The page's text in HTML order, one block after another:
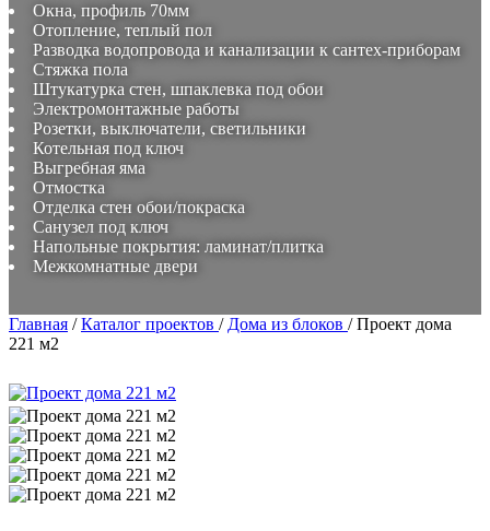
Окна, профиль 70мм
Отопление, теплый пол
Разводка водопровода и канализации к сантех-приборам
Стяжка пола
Штукатурка стен, шпаклевка под обои
Электромонтажные работы
Розетки, выключатели, светильники
Котельная под ключ
Выгребная яма
Отмостка
Отделка стен обои/покраска
Санузел под ключ
Напольные покрытия: ламинат/плитка
Межкомнатные двери
Главная /Каталог проектов / Дома из блоков /Проект дома
221 м2